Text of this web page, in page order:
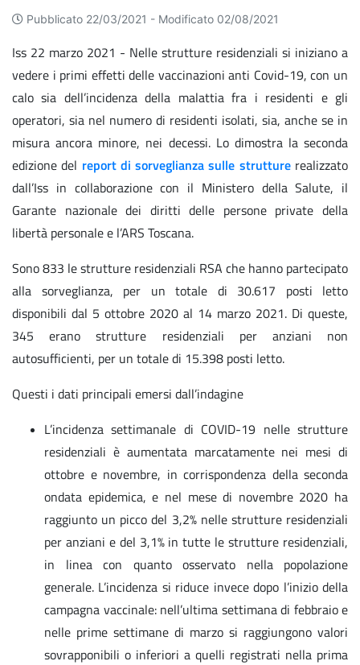
Pubblicato 22/03/2021 - Modificato 02/08/2021
Iss 22 marzo 2021 - Nelle strutture residenziali si iniziano a
vedere i primi effetti delle vaccinazioni anti Covid-19, con un
calo sia dell’incidenza della malattia fra i residenti e gli
operatori, sia nel numero di residenti isolati, sia, anche se in
misura ancora minore, nei decessi. Lo dimostra la seconda
edizione del report di sorveglianza sulle strutturerealizzato
dall’Iss in collaborazione con il Ministero della Salute, il
Garante nazionale dei diritti delle persone private della
libertà personale e l’ARS Toscana.
Sono 833 le strutture residenziali RSA che hanno partecipato
alla sorveglianza, per un totale di 30.617 posti letto
disponibili dal 5 ottobre 2020 al 14 marzo 2021. Di queste,
345 erano strutture residenziali per anziani non
autosufficienti, per un totale di 15.398 posti letto.
Questi i dati principali emersi dall’indagine
L’incidenza settimanale di COVID-19 nelle strutture
residenziali è aumentata marcatamente nei mesi di
ottobre e novembre, in corrispondenza della seconda
ondata epidemica, e nel mese di novembre 2020 ha
raggiunto un picco del 3,2% nelle strutture residenziali
per anziani e del 3,1% in tutte le strutture residenziali,
in linea con quanto osservato nella popolazione
generale. L’incidenza si riduce invece dopo l’inizio della
campagna vaccinale: nell’ultima settimana di febbraio e
nelle prime settimane di marzo si raggiungono valori
sovrapponibili o inferiori a quelli registrati nella prima